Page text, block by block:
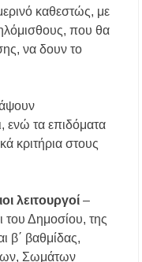
σε
καθεστώς, με
που θα
να δουν το
ενώ τα επιδόματα
κριτήρια στους
λειτουργοί –
του Δημοσίου, της
β΄ βαθμίδας,
Σωμάτων